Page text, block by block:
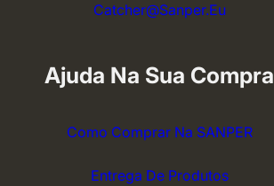
Catcher@sanper.eu
Ajuda Na Sua Compra
Como Comprar Na SANPER
Entrega De Produtos